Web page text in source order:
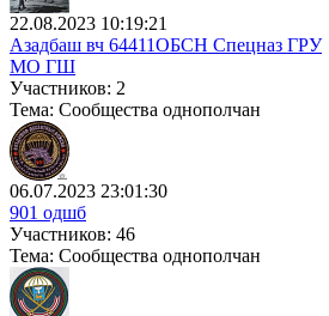
22.08.2023 10:19:21
Азадбаш вч 64411ОБСН Спецназ ГРУ
МО ГШ
Участников: 2
Тема: Сообщества однополчан
06.07.2023 23:01:30
901 одшб
Участников: 46
Тема: Сообщества однополчан